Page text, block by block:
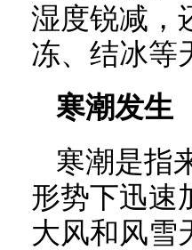
湿度锐减，
冻、结冰等
寒潮发生
寒潮是指
形势下迅速
大风和风雪